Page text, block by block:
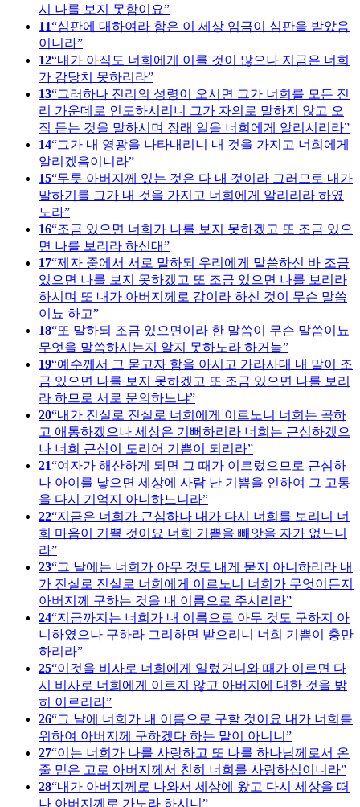
시 나를 보지 못함이요
11 심판에 대하여라 함은 이 세상 임금이 심판을 받았음
이니라
12 내가 아직도 너희에게 이를 것이 많으나 지금은 너희
가 감당치 못하리라
13 그러하나 진리의 성령이 오시면 그가 너희를 모든 진
리 가운데로 인도하시리니 그가 자의로 말하지 않고 오
직 듣는 것을 말하시며 장래 일을 너희에게 알리시리라
14 그가 내 영광을 나타내리니 내 것을 가지고 너희에게
알리겠음이니라
15 무릇 아버지께 있는 것은 다 내 것이라 그러므로 내가
말하기를 그가 내 것을 가지고 너희에게 알리리라 하였
노라
16 조금 있으면 너희가 나를 보지 못하겠고 또 조금 있으
면 나를 보리라 하신대
17 제자 중에서 서로 말하되 우리에게 말씀하신 바 조금
있으면 나를 보지 못하겠고 또 조금 있으면 나를 보리라
하시며 또 내가 아버지께로 감이라 하신 것이 무슨 말씀
이뇨 하고
18 또 말하되 조금 있으면이라 한 말씀이 무슨 말씀이뇨
무엇을 말씀하시는지 알지 못하노라 하거늘
19 예수께서 그 묻고자 함을 아시고 가라사대 내 말이 조
금 있으면 나를 보지 못하겠고 또 조금 있으면 나를 보리
라 하므로 서로 문의하느냐
20 내가 진실로 진실로 너희에게 이르노니 너희는 곡하
고 애통하겠으나 세상은 기뻐하리라 너희는 근심하겠으
나 너희 근심이 도리어 기쁨이 되리라
21 여자가 해산하게 되면 그 때가 이르렀으므로 근심하
나 아이를 낳으면 세상에 사람 난 기쁨을 인하여 그 고통
을 다시 기억지 아니하느니라
22 지금은 너희가 근심하나 내가 다시 너희를 보리니 너
희 마음이 기쁠 것이요 너희 기쁨을 빼앗을 자가 없느니
라
23 그 날에는 너희가 아무 것도 내게 묻지 아니하리라 내
가 진실로 진실로 너희에게 이르노니 너희가 무엇이든지
아버지께 구하는 것을 내 이름으로 주시리라
24 지금까지는 너희가 내 이름으로 아무 것도 구하지 아
니하였으나 구하라 그리하면 받으리니 너희 기쁨이 충만
하리라
25 이것을 비사로 너희에게 일렀거니와 때가 이르면 다
시 비사로 너희에게 이르지 않고 아버지에 대한 것을 밝
히 이르리라
26 그 날에 너희가 내 이름으로 구할 것이요 내가 너희를
위하여 아버지께 구하겠다 하는 말이 아니니
27 이는 너희가 나를 사랑하고 또 나를 하나님께로서 온
줄 믿은 고로 아버지께서 친히 너희를 사랑하심이니라
28 내가 아버지께로 나와서 세상에 왔고 다시 세상을 떠
나 아버지께로 가노라 하시니